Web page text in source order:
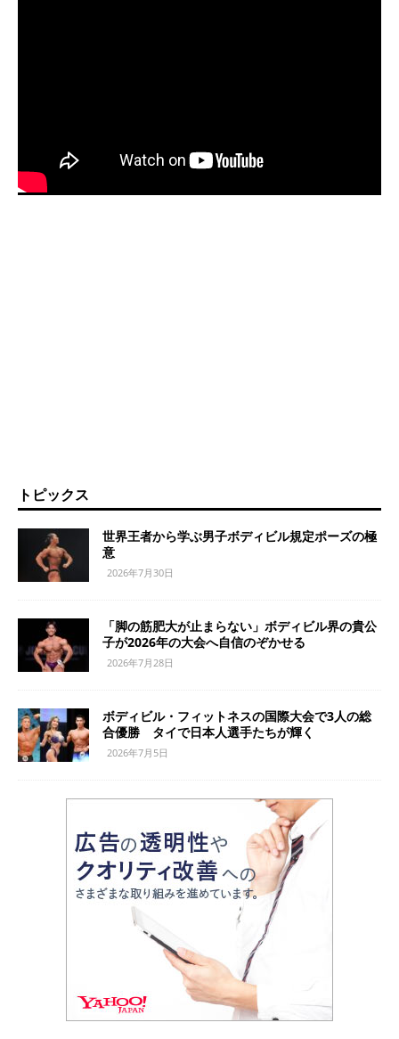
トピックス
世界王者から学ぶ男子ボディビル規定ポーズの極
意
2026年7月30日
「脚の筋肥大が止まらない」ボディビル界の貴公
子が2026年の大会へ自信のぞかせる
2026年7月28日
ボディビル・フィットネスの国際大会で3人の総
合優勝 タイで日本人選手たちが輝く
2026年7月5日